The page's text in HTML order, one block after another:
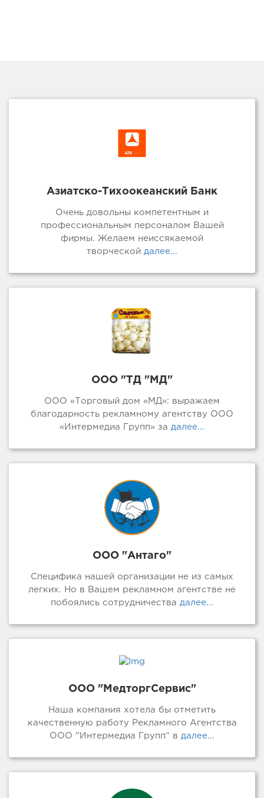
Азиатско-Тихоокеанский Банк
Очень довольны компетентным и
профессиональным персоналом Вашей
фирмы. Желаем неиссякаемой
творческой далее...
ООО "ТД "МД"
ООО «Торговый дом «МД»: выражаем
благодарность рекламному агентству ООО
«Интермедиа Групп» за далее...
ООО "Антаго"
Специфика нашей организации не из самых
легких. Но в Вашем рекламном агентстве не
побоялись сотрудничества далее...
ООО "МедторгСервис"
Наша компания хотела бы отметить
качественную работу Рекламного Агентства
ООО ”Интермедиа Групп“ в далее...